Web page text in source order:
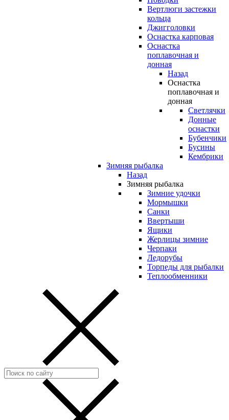
Вертлюги застежки
кольца
Джигголовки
Оснастка карповая
Оснастка
поплавочная и
донная
Назад
Оснастка
поплавочная и
донная
Светлячки
Донные
оснастки
Бубенчики
Бусины
Кембрики
Зимняя рыбалка
Назад
Зимняя рыбалка
Зимние удочки
Мормышки
Санки
Ввертыши
Ящики
Жерлицы зимние
Черпаки
Ледорубы
Торпеды для рыбалки
Теплообменники